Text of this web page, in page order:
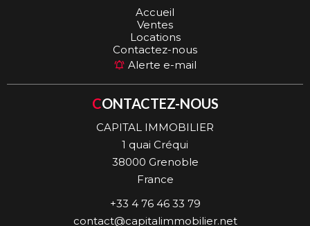
Accueil
Ventes
Locations
Contactez-nous
Alerte e-mail
CONTACTEZ-NOUS
CAPITAL IMMOBILIER
1 quai Créqui
38000 Grenoble
France
+33 4 76 46 33 79
contact@capitalimmobilier.net